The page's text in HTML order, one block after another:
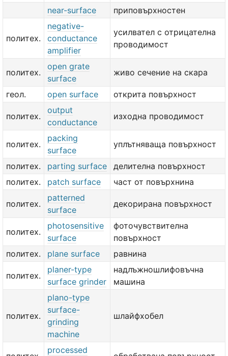
near-surface
приповърхностен
политех.
negative-
conductance
amplifier
усилвател с отрицателна
проводимост
политех.
open grate
surface
живо сечение на скара
геол. open surface открита повърхност
политех.
output
conductance
изходна проводимост
политех.
packing
surface
уплътняваща повърхност
политех. parting surface
делителна повърхност
политех.
patch surface част от повърхнина
политех.
patterned
surface
декорирана повърхност
политех.
photosensitive
surface
фоточувствителна
повърхност
политех.
plane surface равнина
политех.
planer-type
surface grinder
надлъжношлифовъчна
машина
политех.
plano-type
surface-
grinding
machine
шлайфхобел
processed